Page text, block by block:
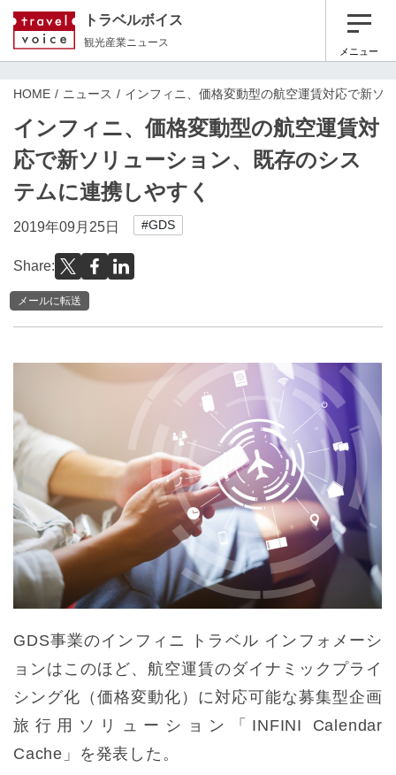
トラベルボイス
観光産業ニュース
メニュー
HOME ニュース インフィニ、価格変動型の航空運賃対応で新ソ
インフィニ、価格変動型の航空運賃対
応で新ソリューション、既存のシス
テムに連携しやすく
2019年09月25日 #GDS
Share:
メールに転送
GDS事業のインフィニ トラベル インフォメーシ
ョンはこのほど、航空運賃のダイナミックプライ
シング化（価格変動化）に対応可能な募集型企画
旅行用ソリューション「INFINI Calendar
Cache」を発表した。